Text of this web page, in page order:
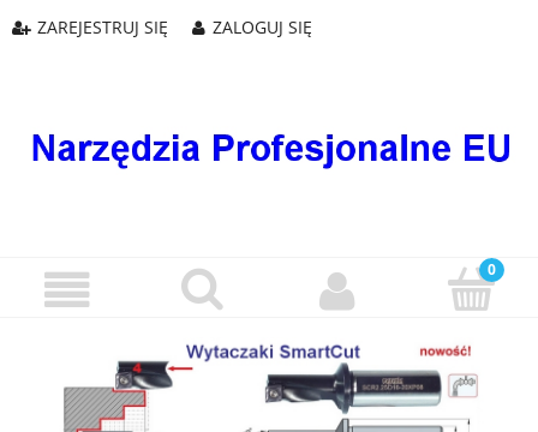
ZAREJESTRUJ SIĘ ZALOGUJ SIĘ